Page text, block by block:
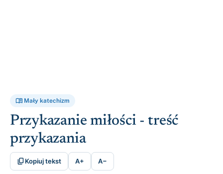
 Mały katechizm
Przykazanie miłości - treść
przykazania
Kopiuj tekst A+ A−